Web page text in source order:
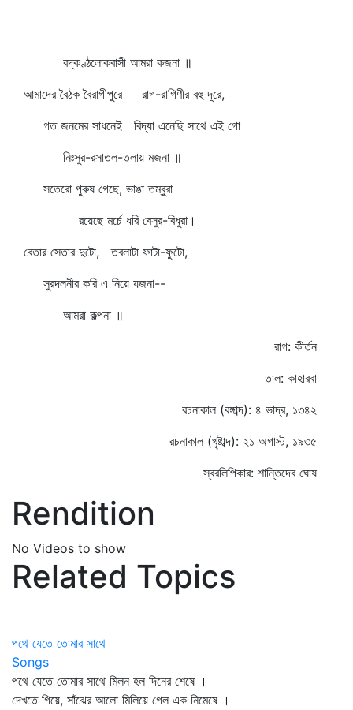
বদ্‌কণ্ঠলোকবাসী আমরা কজনা ॥
আমাদের বৈঠক বৈরাগীপুরে রাগ-রাগিণীর বহু দূরে,
গত জনমের সাধনেই বিদ্যা এনেছি সাথে এই গো
নিঃসুর-রসাতল-তলায় মজনা ॥
সতেরো পুরুষ গেছে, ভাঙা তম্বুরা
রয়েছে মর্চে ধরি বেসুর-বিধুরা।
বেতার সেতার দুটো, তবলাটা ফাটা-ফুটো,
সুরদলনীর করি এ নিয়ে যজনা--
আমরা কল্পনা ॥
রাগ: কীর্তন
তাল: কাহারবা
রচনাকাল (বঙ্গাব্দ): ৪ ভাদ্র, ১৩৪২
রচনাকাল (খৃষ্টাব্দ): ২১ অগাস্ট, ১৯৩৫
স্বরলিপিকার: শান্তিদেব ঘোষ
Rendition
No Videos to show
Related Topics
পথে যেতে তোমার সাথে
Songs
পথে যেতে তোমার সাথে মিলন হল দিনের শেষে ।
দেখতে গিয়ে, সাঁঝের আলো মিলিয়ে গেল এক নিমেষে ।